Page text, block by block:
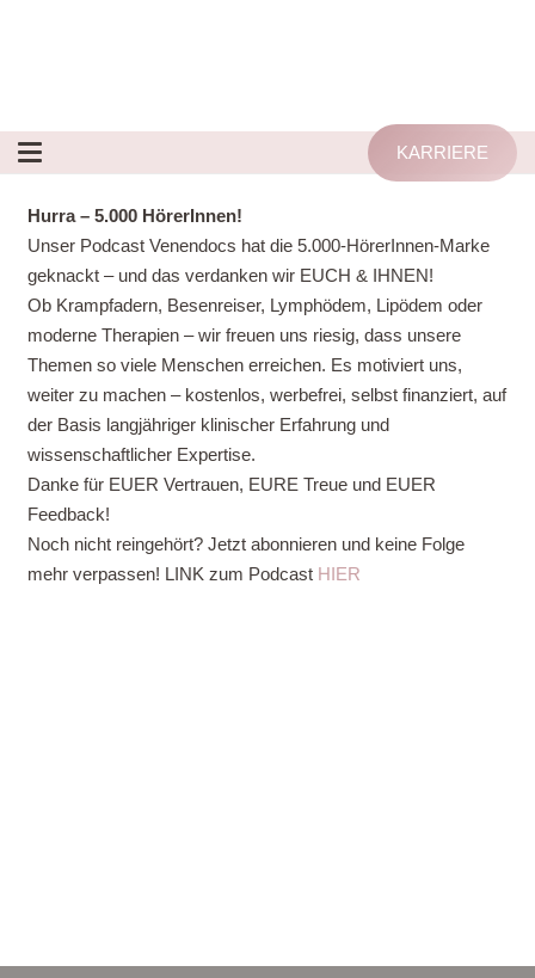
KARRIERE
Hurra – 5.000 HörerInnen!
Unser Podcast Venendocs hat die 5.000-HörerInnen-Marke
geknackt – und das verdanken wir EUCH & IHNEN!
Ob Krampfadern, Besenreiser, Lymphödem, Lipödem oder
moderne Therapien – wir freuen uns riesig, dass unsere
Themen so viele Menschen erreichen. Es motiviert uns,
weiter zu machen – kostenlos, werbefrei, selbst finanziert, auf
der Basis langjähriger klinischer Erfahrung und
wissenschaftlicher Expertise.
Danke für EUER Vertrauen, EURE Treue und EUER
Feedback!
Noch nicht reingehört? Jetzt abonnieren und keine Folge
mehr verpassen! LINK zum Podcast HIER